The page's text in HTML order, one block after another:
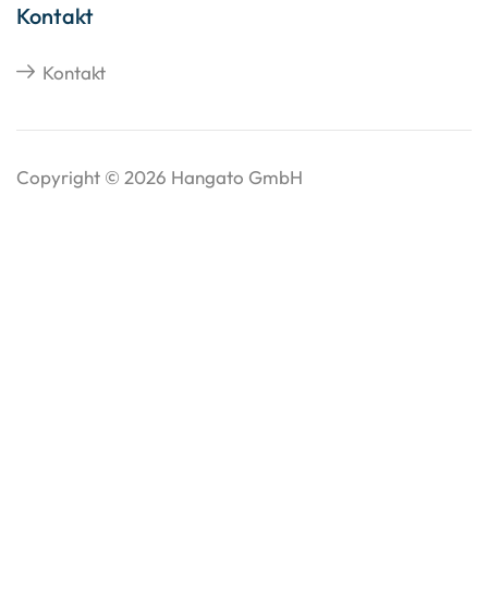
Kontakt
Kontakt
Copyright © 2026 Hangato GmbH